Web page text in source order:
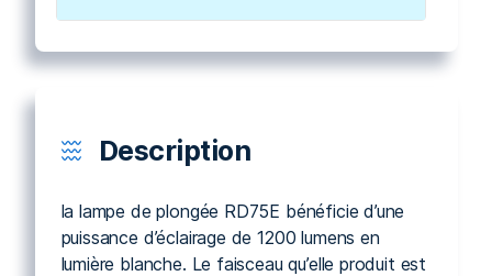
Description
la lampe de plongée RD75E bénéficie d’une
puissance d’éclairage de 1200 lumens en
lumière blanche. Le faisceau qu’elle produit est